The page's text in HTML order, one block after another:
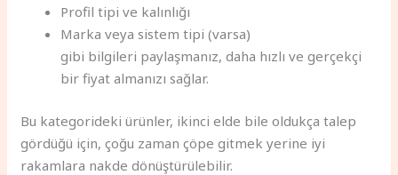
Profil tipi ve kalınlığı
Marka veya sistem tipi (varsa)
gibi bilgileri paylaşmanız, daha hızlı ve gerçekçi
bir fiyat almanızı sağlar.
Bu kategorideki ürünler, ikinci elde bile oldukça talep
gördüğü için, çoğu zaman çöpe gitmek yerine iyi
rakamlara nakde dönüştürülebilir.